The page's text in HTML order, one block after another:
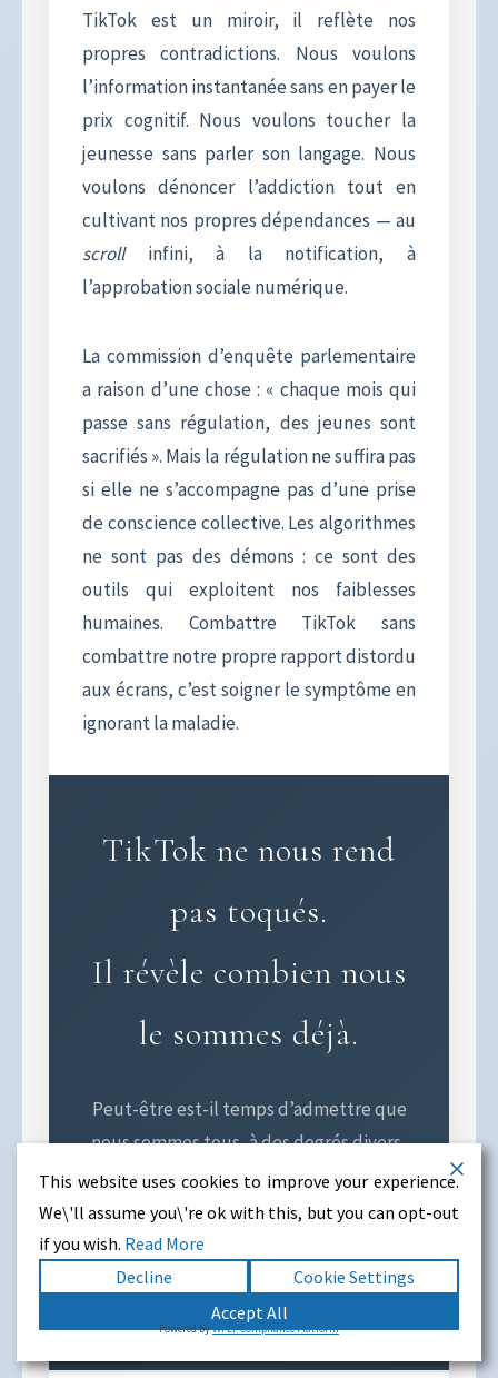
TikTok est un miroir, il reflète nos
propres contradictions. Nous voulons
l’information instantanée sans en payer le
prix cognitif. Nous voulons toucher la
jeunesse sans parler son langage. Nous
voulons dénoncer l’addiction tout en
cultivant nos propres dépendances — au
scrollinfini, à la notification, à
l’approbation sociale numérique.
La commission d’enquête parlementaire
a raison d’une chose : « chaque mois qui
passe sans régulation, des jeunes sont
sacrifiés ». Mais la régulation ne suffira pas
si elle ne s’accompagne pas d’une prise
de conscience collective. Les algorithmes
ne sont pas des démons : ce sont des
outils qui exploitent nos faiblesses
humaines. Combattre TikTok sans
combattre notre propre rapport distordu
aux écrans, c’est soigner le symptôme en
ignorant la maladie.
TikTok ne nous rend
pas toqués.
Il révèle combien nous
le sommes déjà.
Peut-être est-il temps d’admettre que
nous sommes tous, à des degrés divers,
un peu « toqués ». Que la différence entre
le député qui tweete sa condamnation
de TikTok depuis son smartphone et
l’adolescent qui danse dans sa chambre
est plus mince qu’il n’y paraît.
This website uses cookies to improve your experience.
We\'ll assume you\'re ok with this, but you can opt-out
if you wish. Read More
Decline
Cookie Settings
Accept All
Powered byWPLP Compliance Platform